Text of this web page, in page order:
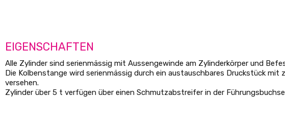
EIGENSCHAFTEN
Alle Zylinder sind serienmässig mit Aussengewinde am Zylinderkörper und
Die Kolbenstange wird serienmässig durch ein austauschbares Druckstück
versehen.
Zylinder über 5 t verfügen über einen Schmutzabstreifer in der